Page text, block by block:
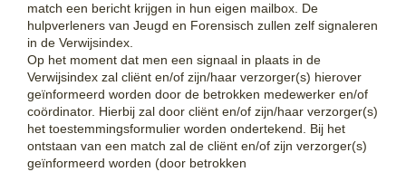
match een bericht krijgen in hun eigen mailbox. De
hulpverleners van Jeugd en Forensisch zullen zelf signaleren
in de Verwijsindex.
Op het moment dat men een signaal in plaats in de
Verwijsindex zal cliënt en/of zijn/haar verzorger(s) hierover
geïnformeerd worden door de betrokken medewerker en/of
coördinator. Hierbij zal door cliënt en/of zijn/haar verzorger(s)
het toestemmingsformulier worden ondertekend. Bij het
ontstaan van een match zal de cliënt en/of zijn verzorger(s)
geïnformeerd worden (door betrokken